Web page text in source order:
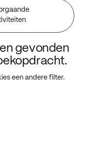
gevonden
een andere filter.